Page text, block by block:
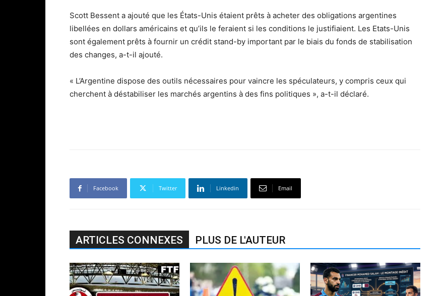
Scott Bessent a ajouté que les États-Unis étaient prêts à acheter des obligations argentines
libellées en dollars américains et qu’ils le feraient si les conditions le justifiaient. Les Etats-Unis
sont également prêts à fournir un crédit stand-by important par le biais du fonds de stabilisation
des changes, a-t-il ajouté.
« L’Argentine dispose des outils nécessaires pour vaincre les spéculateurs, y compris ceux qui
cherchent à déstabiliser les marchés argentins à des fins politiques », a-t-il déclaré.
Facebook Twitter Linkedin Email
ARTICLES CONNEXES PLUS DE L'AUTEUR